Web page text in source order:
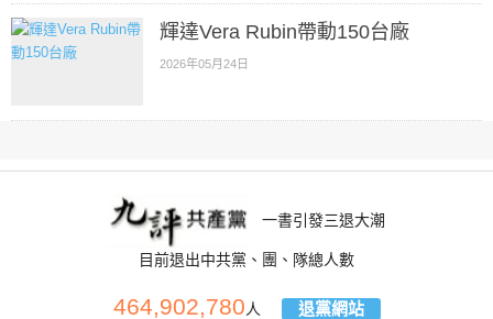
輝達Vera Rubin帶動150台廠
2026年05月24日
一書引發三退大潮
目前退出中共黨、團、隊總人數
464,902,780人 退黨網站